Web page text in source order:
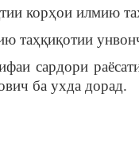
корҳои илмию
таҳқиқотии
сардори
ба ухда дорад.